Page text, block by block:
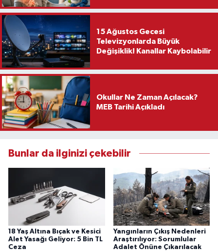
15 Ağustos Gecesi
Televizyonlarda Büyük
Değişiklik! Kanallar Kaybolabilir
Okullar Ne Zaman Açılacak?
MEB Tarihi Açıkladı
Bunlar da ilginizi çekebilir
18 Yaş Altına Bıçak ve Kesici
Alet Yasağı Geliyor: 5 Bin TL
Ceza
Yangınların Çıkış Nedenleri
Araştırılıyor: Sorumlular
Adalet Önüne Çıkarılacak